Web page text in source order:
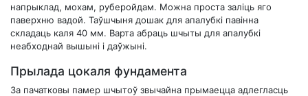
напрыклад, мохам, руберойдам. Можна проста заліць яго
паверхню вадой. Таўшчыня дошак для апалубкі павінна
складаць каля 40 мм. Варта абраць шчыты для апалубкі
неабходнай вышыні і даўжыні.
Прылада цокаля фундамента
За пачатковы памер шчытоў звычайна прымаецца адлегласць